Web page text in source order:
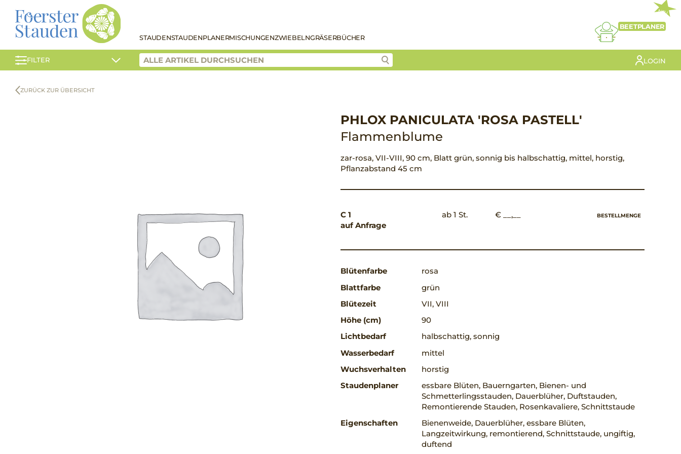
STAUDENSTAUDENPLANERMISCHUNGENZWIEBELNGRÄSERBÜCHER
NEU
BEETPLANER
FILTER LOGIN
ZURÜCK ZUR ÜBERSICHT
PHLOX PANICULATA 'ROSA PASTELL'
Flammenblume
zar-rosa, VII-VIII, 90 cm, Blatt grün, sonnig bis halbschattig, mittel, horstig,
Pflanzabstand 45 cm
C 1
auf Anfrage
ab 1 St. € __,__ BESTELLMENGE
Blütenfarbe
rosa
Blattfarbe
grün
Blütezeit
VII, VIII
Höhe (cm)
90
Lichtbedarf
halbschattig, sonnig
Wasserbedarf
mittel
Wuchsverhalten
horstig
Staudenplaner
essbare Blüten, Bauerngarten, Bienen- und
Schmetterlingsstauden, Dauerblüher, Duftstauden,
Remontierende Stauden, Rosenkavaliere, Schnittstaude
Eigenschaften
Bienenweide, Dauerblüher, essbare Blüten,
Langzeitwirkung, remontierend, Schnittstaude, ungiftig,
duftend